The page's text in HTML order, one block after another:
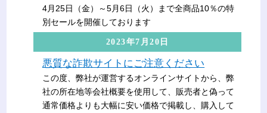
4月25日（金）～5月6日（火）まで全商品10％の特
別セールを開催しております
2023年7月20日
悪質な詐欺サイトにご注意ください
この度、弊社が運営するオンラインサイトから、弊
社の所在地等会社概要を使用して、販売者と偽って
通常価格よりも大幅に安い価格で掲載し、購入して